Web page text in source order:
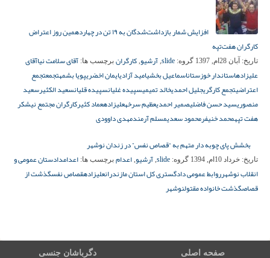
افزایش شمار بازداشت‌شدگان به ۱۹ تن در چهاردهمین روز اعتراض
کارگران هفت‌تپه
تاریخ: آبان 28ام, 1397 گروه: slide
, آرشیو, کارگران برچسب ها: آقای سلامت نیاآقای
علیزادهاستاندار خوزستاناسماعیل بخشیامید آزادیایمان اخضریپویا بشمهتجمعتجمع
اعتراضیتجمع کارگریجلیل احمدیخالد تمیمیسپیده غلیانسپیده قلیانسعید الکثیرسعید
منصوریسید حسن فاضلیصمیر احمدیعظیم سرخهعلیزادهعماد کثیرکارگران مجتمع نیشکر
هفت تپهمحمد خنیفرمحمود سعدیمسلم آرمندمهدی داوودی
بخشش پای چوبه دار متهم به “قصاص نفس” در زندان نوشهر
تاریخ: خرداد 10ام, 1394 گروه: slide
, آرشیو, اعدام برچسب ها: اعدامدادستان عمومی و
انقلاب نوشهرروابط عمومی دادگستری کل استان مازندرانعلیزادهقصاص نفسگذشت از
قصاصگذشت خانواده مقتولنوشهر
صفحه اصلی دگرباشان جنسی